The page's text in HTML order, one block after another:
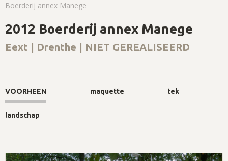
Boerderij annex Manege
2012 Boerderij annex Manege
Eext | Drenthe | NIET GEREALISEERD
VOORHEEN maquette tek
landschap